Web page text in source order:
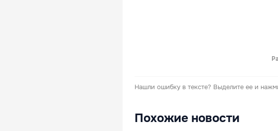
Нашли ошибку в тексте? Выделите ее и
Похожие новости